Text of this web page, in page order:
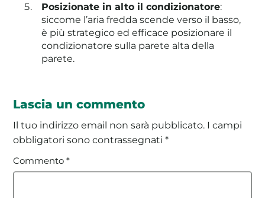
Posizionate in alto il condizionatore:
siccome l’aria fredda scende verso il basso,
è più strategico ed efficace posizionare il
condizionatore sulla parete alta della
parete.
Lascia un commento
Il tuo indirizzo email non sarà pubblicato. I campi
obbligatori sono contrassegnati*
Commento*